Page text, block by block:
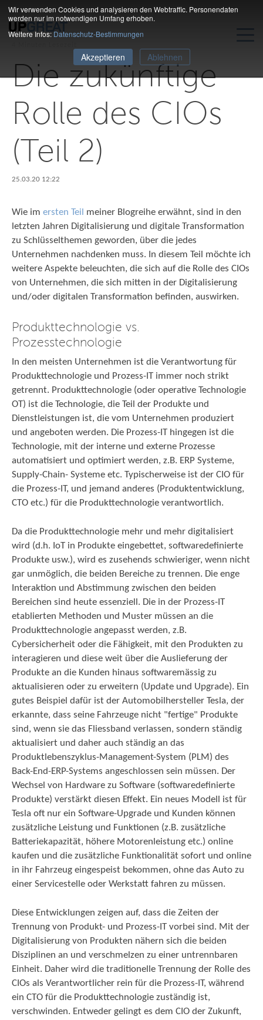
Wir verwenden Cookies und analysieren den Webtraffic. Personendaten
werden nur im notwendigen Umfang erhoben.
Weitere Infos:Datenschutz-Bestimmungen
Akzeptieren Ablehnen
Die zukünftige
Rolle des CIOs
(Teil 2)
25.03.20 12:22
Wie im ersten Teil meiner Blogreihe erwähnt, sind in den
letzten Jahren Digitalisierung und digitale Transformation
zu Schlüsselthemen geworden, über die jedes
Unternehmen nachdenken muss. In diesem Teil möchte ich
weitere Aspekte beleuchten, die sich auf die Rolle des CIOs
von Unternehmen, die sich mitten in der Digitalisierung
und/oder digitalen Transformation befinden, auswirken.
Produkttechnologie vs.
Prozesstechnologie
In den meisten Unternehmen ist die Verantwortung für
Produkttechnologie und Prozess-IT immer noch strikt
getrennt. Produkttechnologie (oder operative Technologie
OT) ist die Technologie, die Teil der Produkte und
Dienstleistungen ist, die vom Unternehmen produziert
und angeboten werden. Die Prozess-IT hingegen ist die
Technologie, mit der interne und externe Prozesse
automatisiert und optimiert werden, z.B. ERP Systeme,
Supply-Chain- Systeme etc. Typischerweise ist der CIO für
die Prozess-IT, und jemand anderes (Produktentwicklung,
CTO etc.) für die Produkttechnologie verantwortlich.
Da die Produkttechnologie mehr und mehr digitalisiert
wird (d.h. IoT in Produkte eingebettet, softwaredefinierte
Produkte usw.), wird es zusehends schwieriger, wenn nicht
gar unmöglich, die beiden Bereiche zu trennen. Die enge
Interaktion und Abstimmung zwischen den beiden
Bereichen sind heute essenziell. Die in der Prozess-IT
etablierten Methoden und Muster müssen an die
Produkttechnologie angepasst werden, z.B.
Cybersicherheit oder die Fähigkeit, mit den Produkten zu
interagieren und diese weit über die Auslieferung der
Produkte an die Kunden hinaus softwaremässig zu
aktualisieren oder zu erweitern (Update und Upgrade). Ein
gutes Beispiel dafür ist der Automobilhersteller Tesla, der
erkannte, dass seine Fahrzeuge nicht "fertige" Produkte
sind, wenn sie das Fliessband verlassen, sondern ständig
aktualisiert und daher auch ständig an das
Produktlebenszyklus-Management-System (PLM) des
Back-End-ERP-Systems angeschlossen sein müssen. Der
Wechsel von Hardware zu Software (softwaredefinierte
Produkte) verstärkt diesen Effekt. Ein neues Modell ist für
Tesla oft nur ein Software-Upgrade und Kunden können
zusätzliche Leistung und Funktionen (z.B. zusätzliche
Batteriekapazität, höhere Motorenleistung etc.) online
kaufen und die zusätzliche Funktionalität sofort und online
in ihr Fahrzeug eingespeist bekommen, ohne das Auto zu
einer Servicestelle oder Werkstatt fahren zu müssen.
Diese Entwicklungen zeigen auf, dass die Zeiten der
Trennung von Produkt- und Prozess-IT vorbei sind. Mit der
Digitalisierung von Produkten nähern sich die beiden
Disziplinen an und verschmelzen zu einer untrennbaren
Einheit. Daher wird die traditionelle Trennung der Rolle des
CIOs als Verantwortlicher rein für die Prozess-IT, während
ein CTO für die Produkttechnologie zuständig ist,
verschwinden. Entweder gelingt es dem CIO der Zukunft,